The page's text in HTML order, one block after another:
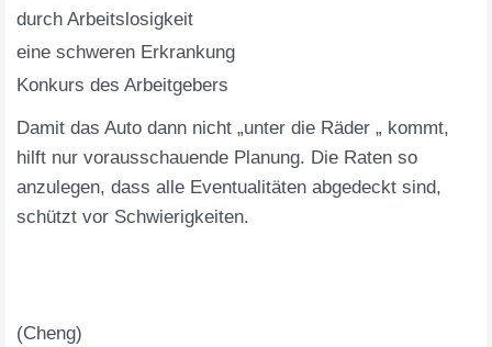
durch Arbeitslosigkeit
eine schweren Erkrankung
Konkurs des Arbeitgebers
Damit das Auto dann nicht „unter die Räder „ kommt,
hilft nur vorausschauende Planung. Die Raten so
anzulegen, dass alle Eventualitäten abgedeckt sind,
schützt vor Schwierigkeiten.
(Cheng)